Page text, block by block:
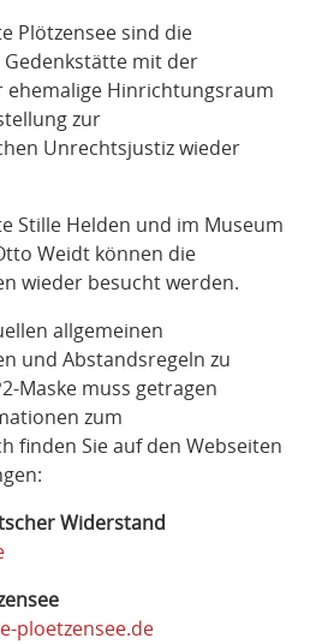
Plötzensee sind die
mit der
ehemalige Hinrichtungsraum
zur
Unrechtsjustiz wieder
Stille Helden und im Museum
Weidt können die
wieder besucht werden.
allgemeinen
und Abstandsregeln zu
Maske muss getragen
zum
finden Sie auf den Webseiten
Widerstand
ploetzensee.de